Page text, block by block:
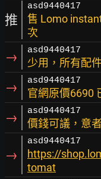
推
asd9440417
售 Lomo
次
→ asd9440417
少用，所有配
→ asd9440417
官網原價6690
→ asd9440417
價錢可議，意
→
asd9440417
https://
tomat